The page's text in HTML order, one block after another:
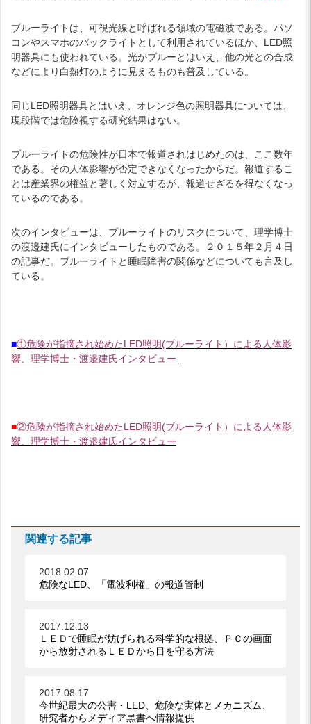
ブルーライトは、可視光線と呼ばれる領域の電磁波である。パソ
コンやスマホのバックライトとして利用されているほか、LED照
明器具にも使われている。光がブルーとはいえ、他の光との合成
などにより白熱灯のように見えるものも普及している。
同じLED照明器具とはいえ、オレンジ色の照明器具については、
現段階では危険視する研究結果はない。
ブルーライトの危険性が日本で報道されはじめたのは、ここ数年
である。その人体影響が否定できなくなったからだ。報道するこ
とは産業界の権益と著しく対立するが、報道せざるを得なくなっ
ているのである。
次のインタビューは、ブルーライトのリスクについて、理学博士
の渡邉建氏にインタビューしたものである。２０１５年２月４日
の記事だ。ブルーライトと睡眠障害の関係などについても言及し
ている。
■①危険が指摘され始めたLED照明(ブルーライト）による人体影
響、理学博士・渡邉建氏インタビュー
■②危険が指摘され始めたLED照明(ブルーライト）による人体影
響、理学博士・渡邉建氏インタビュー
関連する記事
2018.02.07
危険なLED、「電波利権」の報道管制
2017.12.13
ＬＥＤで睡眠が妨げられる科学的な根拠、ＰＣの画面
から放射されるＬＥＤから目を守る方法
2017.08.17
今世紀最大の公害・LED、危険な実体とメカニズム、
研究者からメディア黒書へ情報提供